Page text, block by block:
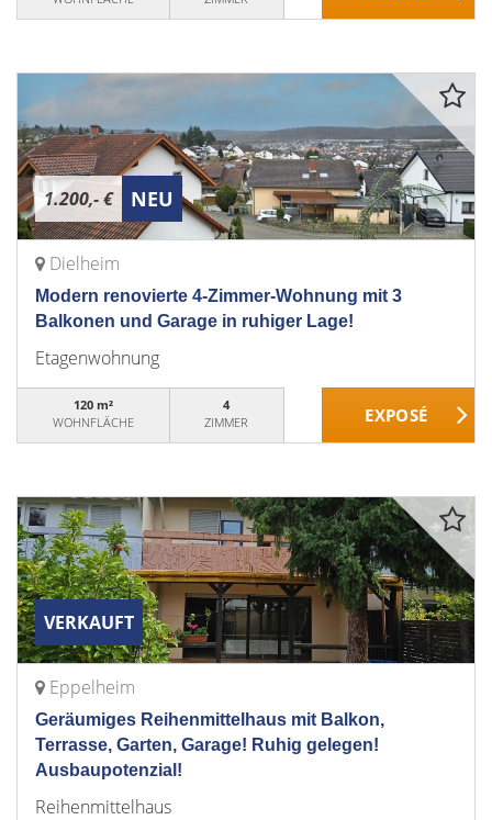
1.200,- € NEU
Dielheim
Modern renovierte 4-Zimmer-Wohnung mit 3
Balkonen und Garage in ruhiger Lage!
Etagenwohnung
120 m²
WOHNFLÄCHE
4
ZIMMER
VERKAUFT
Eppelheim
Geräumiges Reihenmittelhaus mit Balkon,
Terrasse, Garten, Garage! Ruhig gelegen!
Ausbaupotenzial!
Reihenmittelhaus